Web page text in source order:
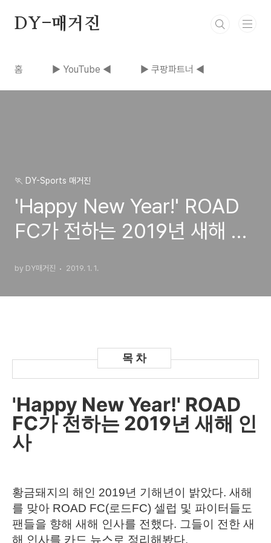
DY-매거진
홈 ▶ YouTube ◀ ▶ 쿠팡파트너 ◀
🏃 DY-Sports 매거진
'Happy New Year!' ROAD
FC가 전하는 2019년 새해 인
by DY매거진 2019. 1. 1.
'Happy New Year!' ROAD
FC가 전하는 2019년 새해 인
사
황금돼지의 해인 2019년 기해년이 밝았다. 새해
를 맞아 ROAD FC(로드FC) 셀럽 및 파이터들도
팬들을 향해 새해 인사를 전했다. 그들이 전한 새
해 인사를 카드 뉴스로 정리해봤다.